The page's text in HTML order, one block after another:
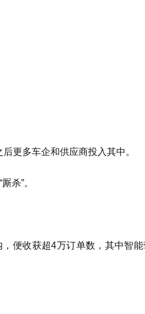
更多车企和供应商投入其中。
杀”。
便收获超4万订单数，其中智